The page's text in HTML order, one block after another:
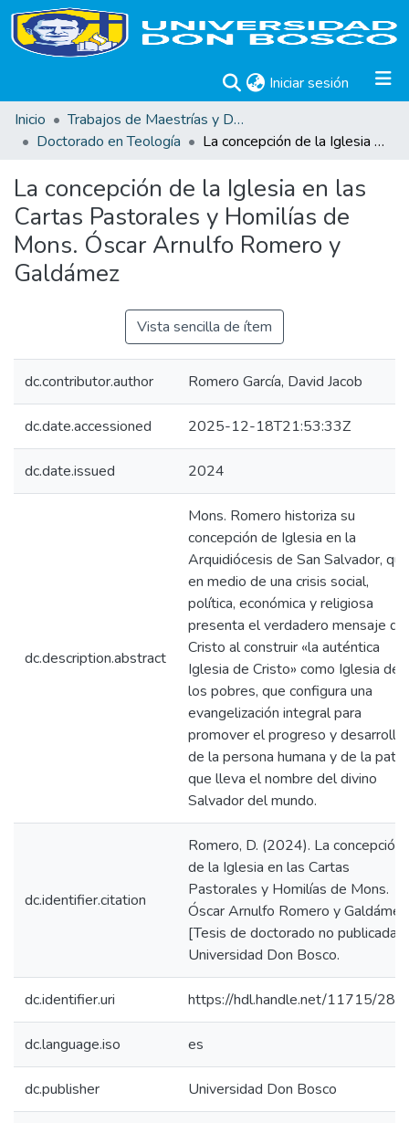
Iniciar sesión (current)
Inicio
Trabajos de Maestrías y Doctorados
Doctorado en Teología
La concepción de la Iglesia en las Cartas Pastorales y Homilías de Mons. Óscar Arnulfo Romero y Galdámez
La concepción de la Iglesia en las
Cartas Pastorales y Homilías de
Mons. Óscar Arnulfo Romero y
Galdámez
Vista sencilla de ítem
dc.contributor.author Romero García, David Jacob
dc.date.accessioned 2025-12-18T21:53:33Z
dc.date.issued 2024
dc.description.abstract
Mons. Romero historiza su
concepción de Iglesia en la
Arquidiócesis de San Salvador, que
en medio de una crisis social,
política, económica y religiosa
presenta el verdadero mensaje de
Cristo al construir «la auténtica
Iglesia de Cristo» como Iglesia de
los pobres, que configura una
evangelización integral para
promover el progreso y desarrollo
de la persona humana y de la
que lleva el nombre del divino
Salvador del mundo.
dc.identifier.citation
Romero, D. (2024). La concepción
de la Iglesia en las Cartas
Pastorales y Homilías de Mons.
Óscar Arnulfo Romero y Galdámez.
[Tesis de doctorado no publicada].
Universidad Don Bosco.
dc.identifier.uri https://hdl.handle.net/11715/
dc.language.iso es
dc.publisher Universidad Don Bosco